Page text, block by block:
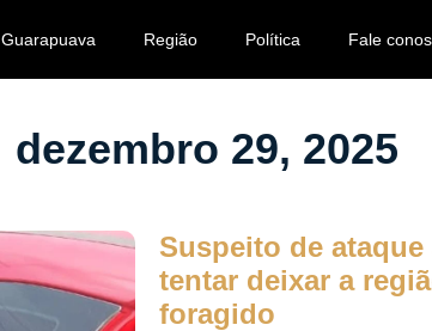
Guarapuava Região Política Fale
dezembro 29, 2025
Suspeito de
tentar deixar a
foragido